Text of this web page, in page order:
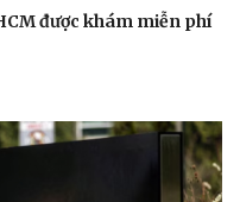
được khám miễn phí